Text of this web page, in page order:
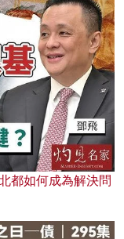
都如何成為解決問